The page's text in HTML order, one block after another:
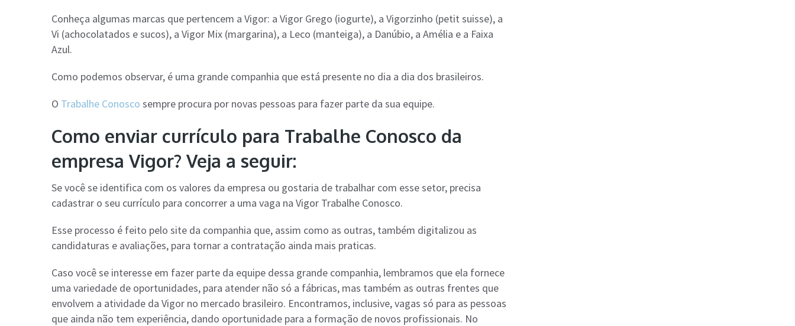
Conheça algumas marcas que pertencem a Vigor: a Vigor Grego (iogurte), a Vigorzinho (petit suisse), a
Vi (achocolatados e sucos), a Vigor Mix (margarina), a Leco (manteiga), a Danúbio, a Amélia e a Faixa
Azul.
Como podemos observar, é uma grande companhia que está presente no dia a dia dos brasileiros.
O Trabalhe Conosco sempre procura por novas pessoas para fazer parte da sua equipe.
Como enviar currículo para Trabalhe Conosco da
empresa Vigor? Veja a seguir:
Se você se identifica com os valores da empresa ou gostaria de trabalhar com esse setor, precisa
cadastrar o seu currículo para concorrer a uma vaga na Vigor Trabalhe Conosco.
Esse processo é feito pelo site da companhia que, assim como as outras, também digitalizou as
candidaturas e avaliações, para tornar a contratação ainda mais praticas.
Caso você se interesse em fazer parte da equipe dessa grande companhia, lembramos que ela fornece
uma variedade de oportunidades, para atender não só a fábricas, mas também as outras frentes que
envolvem a atividade da Vigor no mercado brasileiro. Encontramos, inclusive, vagas só para as pessoas
que ainda não tem experiência, dando oportunidade para a formação de novos profissionais. No